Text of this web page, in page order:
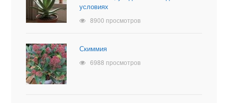
условиях
8900 просмотров
Скиммия
6988 просмотров